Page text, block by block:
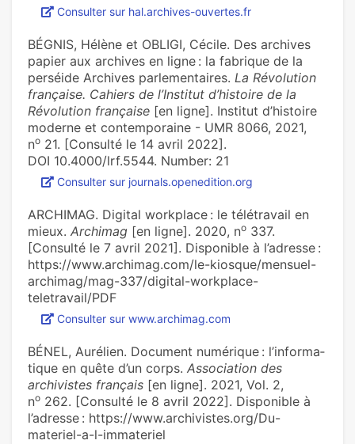
Consulter sur hal.archives-ouvertes.fr
BÉGNIS, Hélène et OBLIGI, Cécile. Des archives
papier aux archives en ligne : la fabrique de la
perséide Archives parlementaires. La Révolution
française. Cahiers de l’Institut d’histoire de la
Révolution française [en ligne]. Institut d’histoire
moderne et contemporaine - UMR 8066, 2021,
no 21. [Consulté le 14 avril 2022].
DOI 10.4000/lrf.5544. Number: 21
Consulter sur journals.openedition.org
ARCHIMAG. Digital workplace : le télétravail en
mieux. Archimag [en ligne]. 2020, no 337.
[Consulté le 7 avril 2021]. Disponible à l’adresse :
https://www.archimag.com/le-kiosque/mensuel-
archimag/mag-337/digital-workplace-
teletravail/PDF
Consulter sur www.archimag.com
BÉNEL, Aurélien. Document numé­ri­que : l’infor­ma­
ti­que en quête d’un corps. Association des
archivistes français [en ligne]. 2021, Vol. 2,
no 262. [Consulté le 8 avril 2022]. Disponible à
l’adresse : https://www.archivistes.org/Du-
materiel-a-l-immateriel